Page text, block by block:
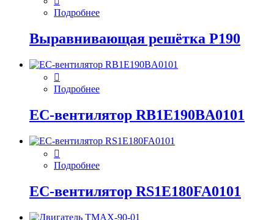
Подробнее
Выравнивающая решётка P190
Подробнее
EC-вентилятор RB1E190BA0101
Подробнее
EC-вентилятор RS1E180FA0101